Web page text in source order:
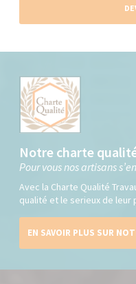
Notre charte
Pour vous nos artisans
Avec la Charte Qualité
qualité et le serieux de leur
EN SAVOIR PLUS SUR